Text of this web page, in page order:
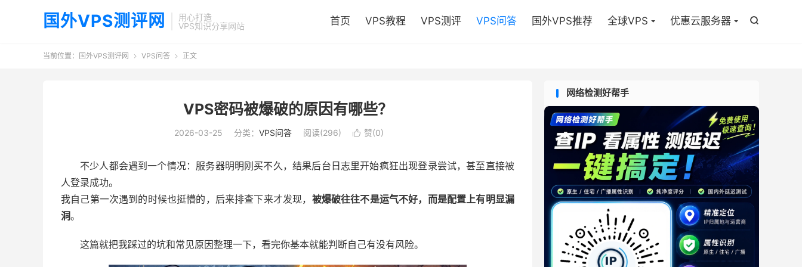
国外VPS测评网
用心打造
VPS知识分享网站

首页 VPS教程 VPS测评 VPS问答 国外VPS推荐 全球VPS 优惠云服务器
当前位置： 国外VPS测评网  VPS问答  正文
VPS密码被爆破的原因有哪些？
2026-03-25 分类： VPS问答 阅读(296)  赞(0)
不少人都会遇到一个情况：服务器明明刚买不久，结果后台日志里开始疯狂出现登录尝试，甚至直接被
人登录成功。
我自己第一次遇到的时候也挺懵的，后来排查下来才发现， 被爆破往往不是运气不好，而是配置上有明显漏
洞。
这篇就把我踩过的坑和常见原因整理一下，看完你基本就能判断自己有没有风险。
网络检测好帮手